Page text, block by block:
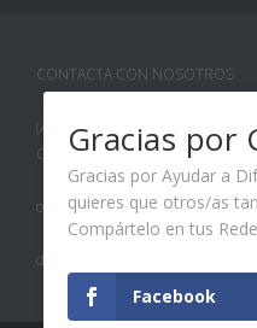
CONTACTA CON NOSOTROS
(Agradeceremos cualquier tipo
Corrección de Error que detectes):
contacto@vuestrobasket.com
director@vuestrobasket.com
Gracias por
Gracias por Ayudar a
quieres que otros/as
Compártelo en tus
Facebook